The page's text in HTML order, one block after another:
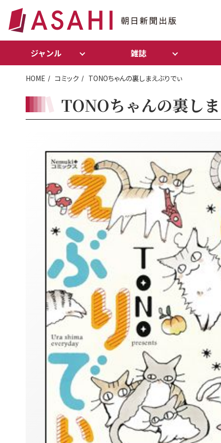
ジャンル 雑誌
HOME コミック TONOちゃんの裏しまえぶりでぃ
TONOちゃんの裏し